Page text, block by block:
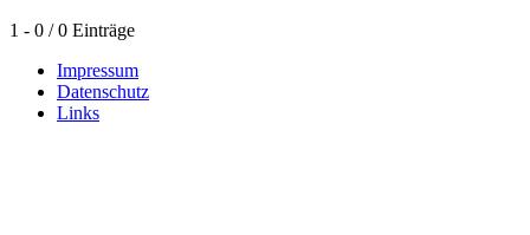
1 - 0 / 0 Einträge
Impressum
Datenschutz
Links